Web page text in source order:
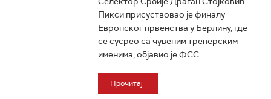
Пикси присуствовао је финалу
Европског првенства у Берлину, где
се сусрео са чувеним тренерским
именима, објавио је ФСС...
Прочитај